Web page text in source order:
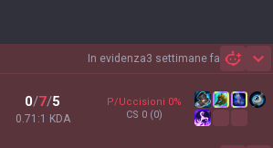
In evidenza3 settimane fa
0/7/5
0.71:1 KDA
P/Uccisioni 0%
CS 0 (0)